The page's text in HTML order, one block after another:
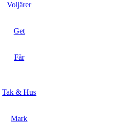
Voljärer
Get
Får
Tak & Hus
Mark